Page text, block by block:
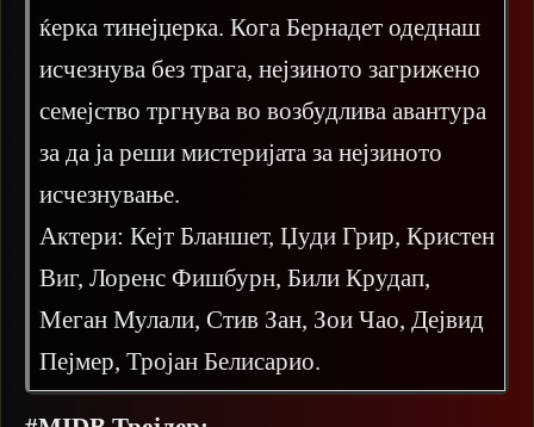
ќерка тинејџерка. Кога Бернадет одеднаш
исчезнува без трага, нејзиното загрижено
семејство тргнува во возбудлива авантура
за да ја реши мистеријата за нејзиното
исчезнување.
Актери: Кејт Бланшет, Џуди Грир, Кристен
Виг, Лоренс Фишбурн, Били Крудап,
Меган Мулали, Стив Зан, Зои Чао, Дејвид
Пејмер, Тројан Белисарио.